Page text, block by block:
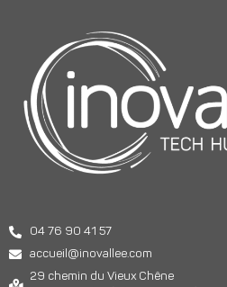
04 76 90 41 57
accueil@inovallee.com
29 chemin du Vieux Chêne